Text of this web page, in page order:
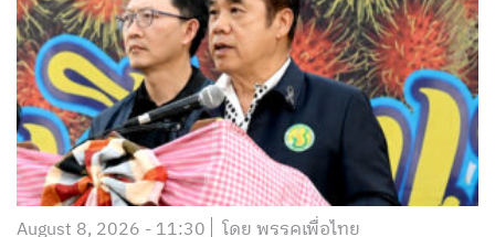
August 8, 2026 - 11:30 โดย พรรคเพื่อไทย
‘รมว.สุริยะ’ เปิดเทศกาลกินเงาะเมืองเลยของดีตำบลเสี้ยว ชู
สินค้าอัตลักษณ์ท้องถิ่น เชื่อมโยงตลาดและการท่องเที่ยว
พร้อมขับเคลื่อนเศรษฐกิจฐานราก